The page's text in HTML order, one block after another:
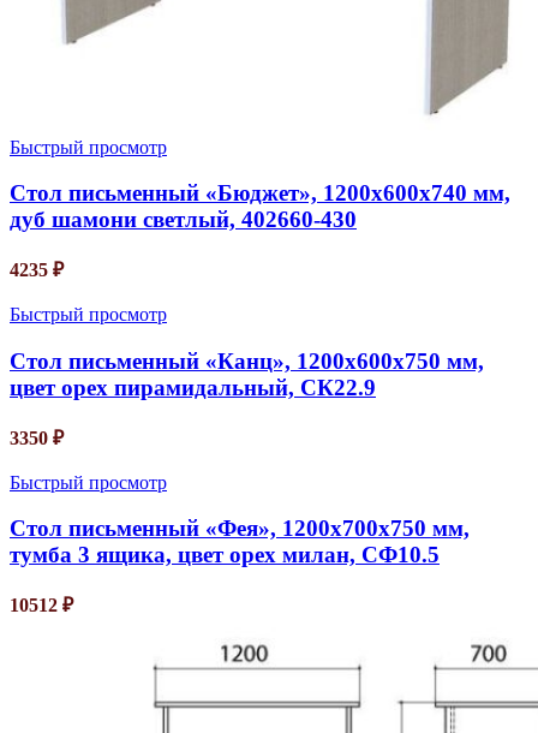
Быстрый просмотр
Стол письменный «Бюджет», 1200х600х740 мм,
дуб шамони светлый, 402660-430
4235 ₽
Быстрый просмотр
Стол письменный «Канц», 1200х600х750 мм,
цвет орех пирамидальный, СК22.9
3350 ₽
Быстрый просмотр
Стол письменный «Фея», 1200х700х750 мм,
тумба 3 ящика, цвет орех милан, СФ10.5
10512 ₽